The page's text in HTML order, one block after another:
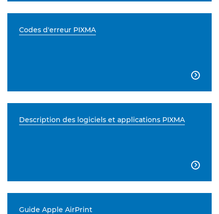
Codes d'erreur PIXMA

Description des logiciels et applications PIXMA

Guide Apple AirPrint